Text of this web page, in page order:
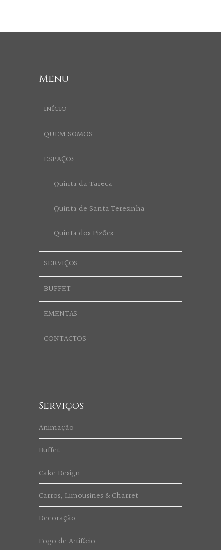
Menu
INÍCIO
QUEM SOMOS
ESPAÇOS
Quinta da Tareca
Quinta de Santa Teresinha
Quinta dos Pizões
SERVIÇOS
BUFFET
EMENTAS
CONTACTOS
Serviços
Animação
Buffet
Cake Design
Carros, Limousines & Charret
Decoração
Fogo de Artifício